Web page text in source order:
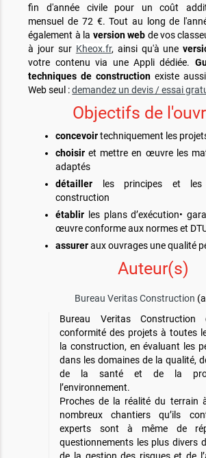
fin d'année civile pour un coût
mensuel de 72 €. Tout au long de
également à la version web de vos
à jour sur Kheox.fr, ainsi qu'à une
votre contenu via une Appli dédiée.
techniques de construction existe
Web seul :demandez un devis / essai
Objectifs de
concevoirtechniquement les
choisiret mettre en œuvre les
adaptés
détailler les principes et les
construction
établir les plans d’exécution•
œuvre conforme aux normes et
assureraux ouvrages une qualité
Auteur(s)
Bureau Veritas Construction
Bureau Veritas Construction
conformité des projets à toutes
la construction, en évaluant les
dans les domaines de la qualité,
de la santé et de la
l’environnement.
Proches de la réalité du terrain
nombreux chantiers qu’ils
experts sont à même de
questionnements les plus divers
de la gestion des risques et de